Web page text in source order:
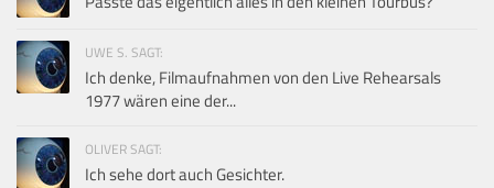
UWE S. SAGT:
Ich denke, Filmaufnahmen von den Live Rehearsals
1977 wären eine der...
OLIVER SAGT:
Ich sehe dort auch Gesichter.